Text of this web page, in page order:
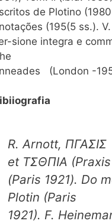
de Plotino
(195(5 ss.). V.
sione integra e
(London -
R. Arnott, ΠΓΑΣΙΣ
et ΤΣΘΠΙΑ (Praxis
(Paris 1921). Do
Plotin (Paris
1921). F.